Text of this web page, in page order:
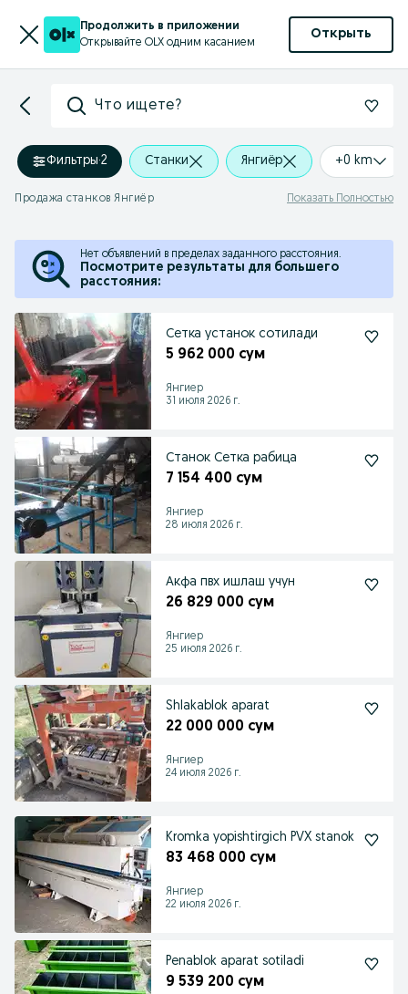
Продолжить в приложении
Открывайте OLX одним касанием
Открыть
Что ищете?
Фильтры·2 Станки Янгиёр +0 km
Продажа станков Янгиёр Показать Полностью
Нет объявлений в пределах заданного расстояния.
Посмотрите результаты для большего
расстояния:
Сетка устанок сотилади
5 962 000 сум
Янгиер
31 июля 2026 г.
Станок Сетка рабица
7 154 400 сум
Янгиер
28 июля 2026 г.
Акфа пвх ишлаш учун
26 829 000 сум
Янгиер
25 июля 2026 г.
Shlakablok aparat
22 000 000 сум
Янгиер
24 июля 2026 г.
Kromka yopishtirgich PVX stanok
83 468 000 сум
Янгиер
22 июля 2026 г.
Penablok aparat sotiladi
9 539 200 сум